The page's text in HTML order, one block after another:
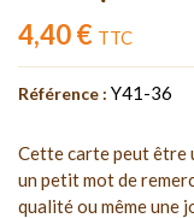
4,40 € TTC
Référence : Y41-36
Cette carte peut être
un petit mot de
qualité ou même une